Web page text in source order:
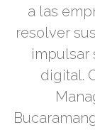
a las
resolver
impulsar
digital.